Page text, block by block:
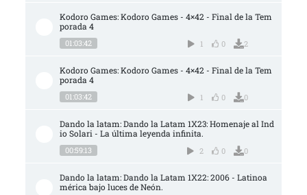
Kodoro Games: Kodoro Games - 4×42 - Final de la Tem
porada 4
01:03:42 1 0 2
Kodoro Games: Kodoro Games - 4×42 - Final de la Tem
porada 4
01:03:42 1 0 0
Dando la latam: Dando la Latam 1X23: Homenaje al Ind
io Solari - La última leyenda infinita.
00:59:13 2 0 0
Dando la latam: Dando la Latam 1X22: 2006 - Latinoa
mérica bajo luces de Neón.